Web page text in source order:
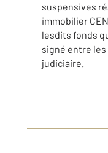
suspensives
immobilier
lesdits fonds
signé entre les
judiciaire.